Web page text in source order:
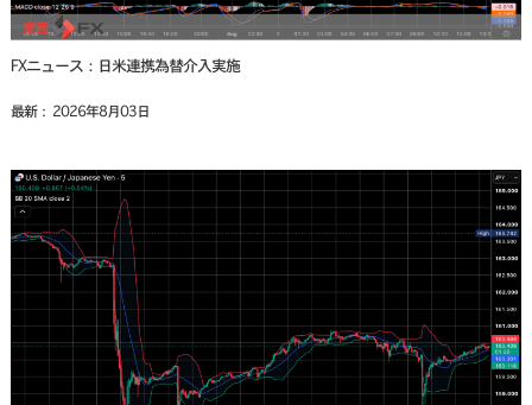
FXニュース：日米連携為替介入実施
最新： 2026年8月03日